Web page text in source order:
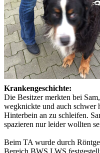
Krankengeschichte:
Die Besitzer merkten bei
wegknickte und auch schwer
Hinterbein an zu schleifen.
spazieren nur leider wollten
Beim TA wurde durch